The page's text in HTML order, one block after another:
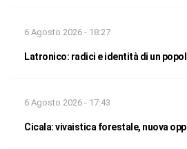
6 Agosto 2026 - 18:27
Latronico: radici e identità di un
6 Agosto 2026 - 17:43
Cicala: vivaistica forestale, nuova